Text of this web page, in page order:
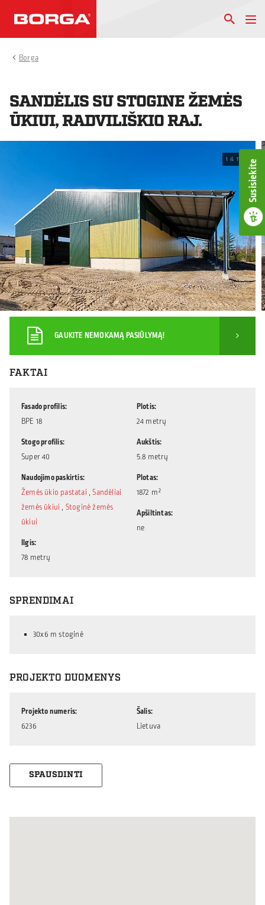
Susisiekite
Borga
SANDĖLIS SU STOGINE ŽEMĖS
ŪKIUI, RADVILIŠKIO RAJ.
1 iš 11
GAUKITE NEMOKAMĄ PASIŪLYMĄ!
FAKTAI
Fasado profilis
BPE 18
Stogo profilis
Super 40
Naudojimo paskirtis
Žemės ūkio pastatai ,Sandėliai
žemės ūkiui , Stoginė žemės
ūkiui
Ilgis
78 metrų
Plotis
24 metrų
Aukštis
5.8 metrų
Plotas
1872 m²
Apšiltintas
ne
SPRENDIMAI
30x6 m stoginė
PROJEKTO DUOMENYS
Projekto numeris
6236
Šalis
Lietuva
SPAUSDINTI